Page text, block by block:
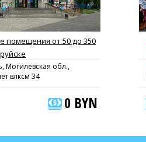
помещения от 50 до 350
Могилевская обл.,
влксм 34
0 BYN